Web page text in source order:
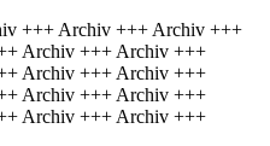
+++ Archiv +++ Archiv +++
Archiv +++ Archiv +++
Archiv +++ Archiv +++
Archiv +++ Archiv +++
Archiv +++ Archiv +++